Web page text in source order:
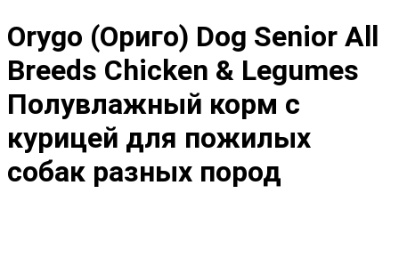
Orygo (Ориго) Dog Senior All
Breeds Chicken & Legumes
Полувлажный корм с
курицей для пожилых
собак разных пород